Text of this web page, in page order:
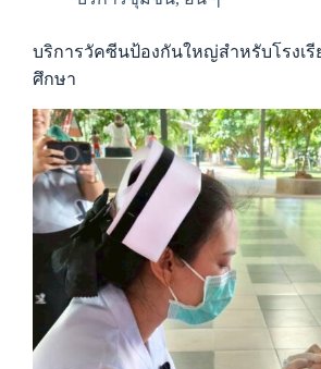
บริการวัคซีนป้องกันใหญ่สำหรับโรงเ
ศึกษา